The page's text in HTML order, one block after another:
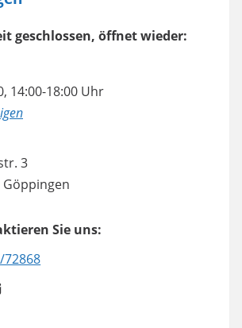
geschlossen, öffnet wieder:
14:00-18:00 Uhr
3
Göppingen
Sie uns:
72868